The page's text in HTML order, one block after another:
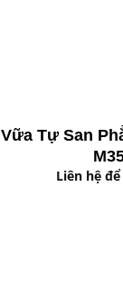
Vữa Tự San
Liên hệ